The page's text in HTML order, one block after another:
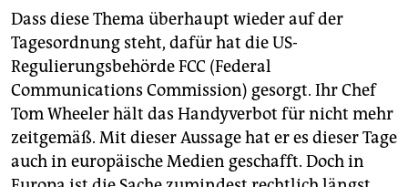
Dass diese Thema überhaupt wieder auf der
Tagesordnung steht, dafür hat die US-
Regulierungsbehörde FCC (Federal
Communications Commission) gesorgt. Ihr Chef
Tom Wheeler hält das Handyverbot für nicht mehr
zeitgemäß. Mit dieser Aussage hat er es dieser Tage
auch in europäische Medien geschafft. Doch in